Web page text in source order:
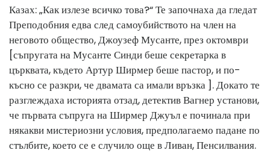
Казах: „Как излезе всичко това?“ Те започнаха да гледат
Преподобния едва след самоубийството на член на
неговото общество, Джоузеф Мусанте, през октомври
[съпругата на Мусанте Синди беше секретарка в
църквата, където Артур Ширмер беше пастор, и по-
късно се разкри, че двамата са имали връзка ]. Докато те
разглеждаха историята отзад, детектив Вагнер установи,
че първата съпруга на Ширмер Джуъл е починала при
някакви мистериозни условия, предполагаемо падане по
стълбите, което се е случило още в Ливан, Пенсилвания.